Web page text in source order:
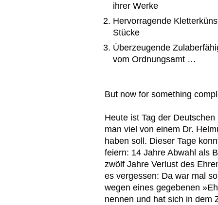
ihrer Werke
Hervorragende
Stücke
Überzeugende
vom Ordnungsamt …
But now for something
Heute ist Tag der
man viel von einem Dr.
haben soll. Dieser Tage
feiern: 14 Jahre Abwahl als
zwölf Jahre Verlust des
es vergessen: Da war mal
wegen eines gegebenen
nennen und hat sich in dem